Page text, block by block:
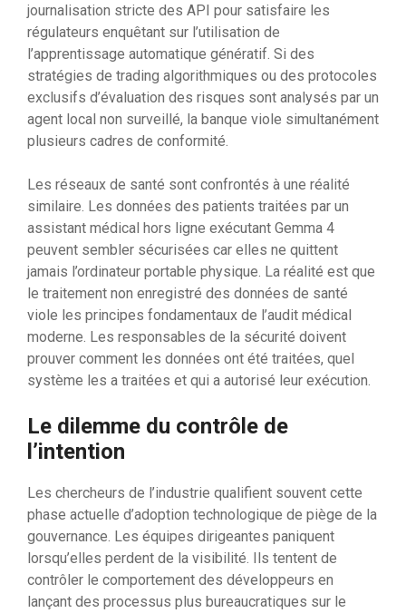
journalisation stricte des API pour satisfaire les
régulateurs enquêtant sur l’utilisation de
l’apprentissage automatique génératif. Si des
stratégies de trading algorithmiques ou des protocoles
exclusifs d’évaluation des risques sont analysés par un
agent local non surveillé, la banque viole simultanément
plusieurs cadres de conformité.
Les réseaux de santé sont confrontés à une réalité
similaire. Les données des patients traitées par un
assistant médical hors ligne exécutant Gemma 4
peuvent sembler sécurisées car elles ne quittent
jamais l’ordinateur portable physique. La réalité est que
le traitement non enregistré des données de santé
viole les principes fondamentaux de l’audit médical
moderne. Les responsables de la sécurité doivent
prouver comment les données ont été traitées, quel
système les a traitées et qui a autorisé leur exécution.
Le dilemme du contrôle de
l’intention
Les chercheurs de l’industrie qualifient souvent cette
phase actuelle d’adoption technologique de piège de la
gouvernance. Les équipes dirigeantes paniquent
lorsqu’elles perdent de la visibilité. Ils tentent de
contrôler le comportement des développeurs en
lançant des processus plus bureaucratiques sur le